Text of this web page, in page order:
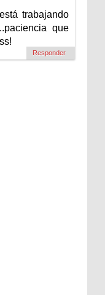
trabajando
que
Responder